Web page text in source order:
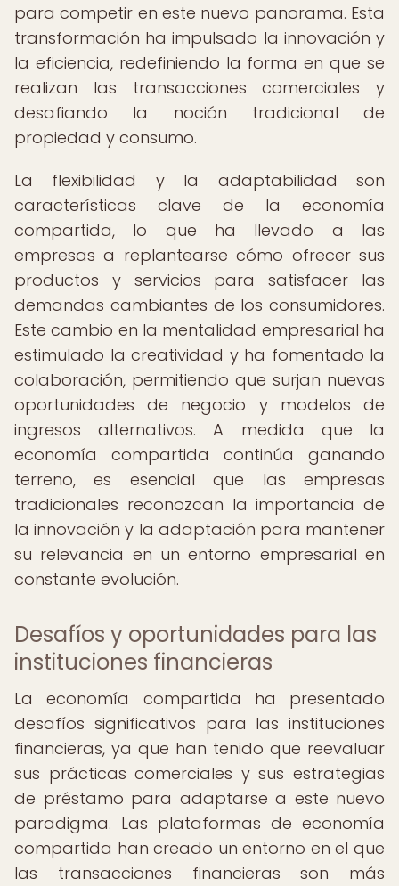
para competir en este nuevo panorama. Esta
transformación ha impulsado la innovación y
la eficiencia, redefiniendo la forma en que se
realizan las transacciones comerciales y
desafiando la noción tradicional de
propiedad y consumo.
La flexibilidad y la adaptabilidad son
características clave de la economía
compartida, lo que ha llevado a las
empresas a replantearse cómo ofrecer sus
productos y servicios para satisfacer las
demandas cambiantes de los consumidores.
Este cambio en la mentalidad empresarial ha
estimulado la creatividad y ha fomentado la
colaboración, permitiendo que surjan nuevas
oportunidades de negocio y modelos de
ingresos alternativos. A medida que la
economía compartida continúa ganando
terreno, es esencial que las empresas
tradicionales reconozcan la importancia de
la innovación y la adaptación para mantener
su relevancia en un entorno empresarial en
constante evolución.
Desafíos y oportunidades para las
instituciones financieras
La economía compartida ha presentado
desafíos significativos para las instituciones
financieras, ya que han tenido que reevaluar
sus prácticas comerciales y sus estrategias
de préstamo para adaptarse a este nuevo
paradigma. Las plataformas de economía
compartida han creado un entorno en el que
las transacciones financieras son más